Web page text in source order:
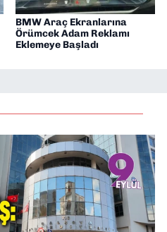
BMW Araç Ekranlarına
Örümcek Adam Reklamı
Eklemeye Başladı